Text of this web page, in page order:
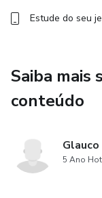
Ideal para estudo,
Elimina dúvidas
Funciona tanto
Estude do seu
Saiba mais
conteúdo
5 Ano